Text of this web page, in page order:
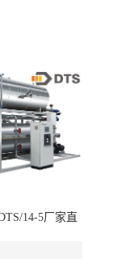
14-5厂家直